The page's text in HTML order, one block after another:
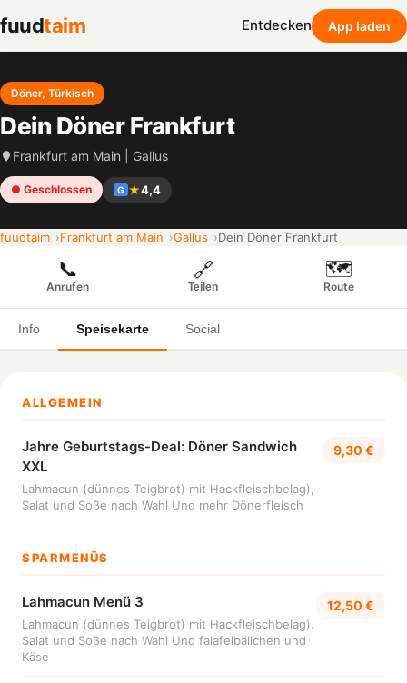
fuudtaim Entdecken App laden
Döner, Türkisch
Dein Döner Frankfurt
Frankfurt am Main | Gallus
● Geschlossen G ★4,4
fuudtaim Frankfurt am Main Gallus Dein Döner Frankfurt
📞
Anrufen
🔗
Teilen
🗺️
Route
Info Speisekarte Social
ALLGEMEIN
Jahre Geburtstags-Deal: Döner Sandwich
XXL
Lahmacun (dünnes Teigbrot) mit Hackfleischbelag),
Salat und Soße nach Wahl Und mehr Dönerfleisch
9,30 €
SPARMENÜS
Lahmacun Menü 3
Lahmacun (dünnes Teigbrot) mit Hackfleischbelag).
Salat und Soße nach Wahl Und falafelbällchen und
Käse
12,50 €